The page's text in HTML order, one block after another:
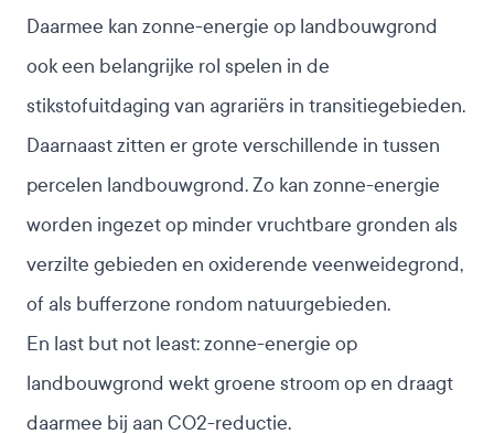
Daarmee kan zonne-energie op landbouwgrond
ook een belangrijke rol spelen in de
stikstofuitdaging van agrariërs in transitiegebieden.
Daarnaast zitten er grote verschillende in tussen
percelen landbouwgrond. Zo kan zonne-energie
worden ingezet op minder vruchtbare gronden als
verzilte gebieden en oxiderende veenweidegrond,
of als bufferzone rondom natuurgebieden.
En last but not least: zonne-energie op
landbouwgrond wekt groene stroom op en draagt
daarmee bij aan CO2-reductie.